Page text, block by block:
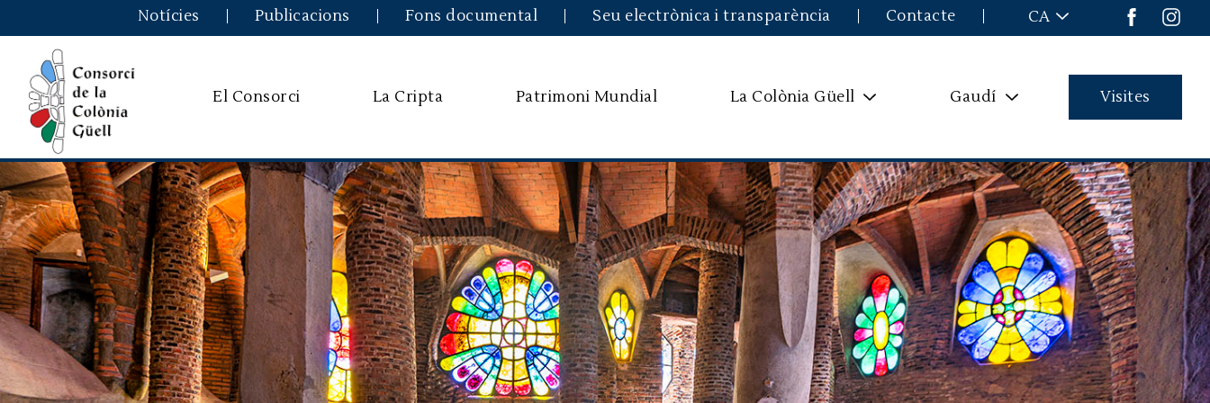
Vés al contingut
Notícies Publicacions Fons documental Seu electrònica i transparència Contacte CA
El Consorci La Cripta Patrimoni Mundial La Colònia Güell Gaudí Visites